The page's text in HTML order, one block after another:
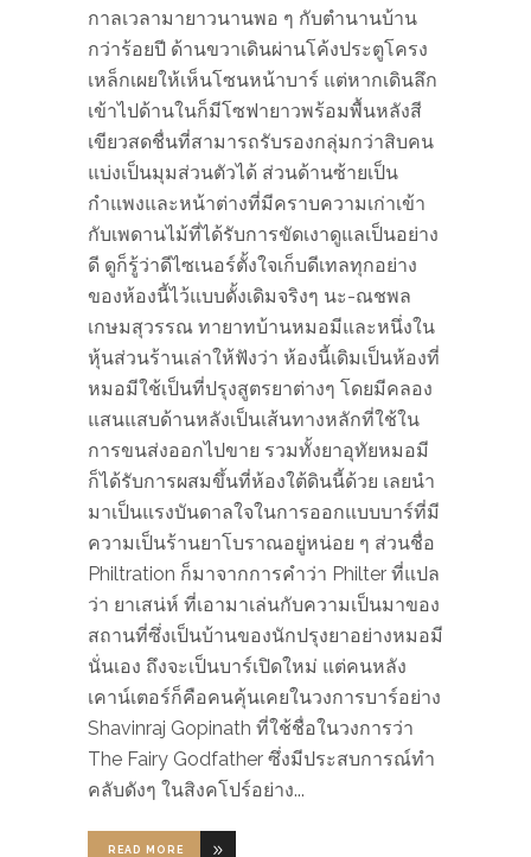
กาลเวลามายาวนานพอ ๆ กับตำนานบ้าน
กว่าร้อยปี ด้านขวาเดินผ่านโค้งประตูโครง
เหล็กเผยให้เห็นโซนหน้าบาร์ แต่หากเดินลึก
เข้าไปด้านในก็มีโซฟายาวพร้อมพื้นหลังสี
เขียวสดชื่นที่สามารถรับรองกลุ่มกว่าสิบคน
แบ่งเป็นมุมส่วนตัวได้ ส่วนด้านซ้ายเป็น
กำแพงและหน้าต่างที่มีคราบความเก่าเข้า
กับเพดานไม้ที่ได้รับการขัดเงาดูแลเป็นอย่าง
ดี ดูก็รู้ว่าดีไซเนอร์ตั้งใจเก็บดีเทลทุกอย่าง
ของห้องนี้ไว้แบบดั้งเดิมจริงๆ นะ-ณชพล
เกษมสุวรรณ ทายาทบ้านหมอมีและหนึ่งใน
หุ้นส่วนร้านเล่าให้ฟังว่า ห้องนี้เดิมเป็นห้องที่
หมอมีใช้เป็นที่ปรุงสูตรยาต่างๆ โดยมีคลอง
แสนแสบด้านหลังเป็นเส้นทางหลักที่ใช้ใน
การขนส่งออกไปขาย รวมทั้งยาอุทัยหมอมี
ก็ได้รับการผสมขึ้นที่ห้องใต้ดินนี้ด้วย เลยนำ
มาเป็นแรงบันดาลใจในการออกแบบบาร์ที่มี
ความเป็นร้านยาโบราณอยู่หน่อย ๆ ส่วนชื่อ
Philtration ก็มาจากการคำว่า Philter ที่แปล
ว่า ยาเสน่ห์ ที่เอามาเล่นกับความเป็นมาของ
สถานที่ซึ่งเป็นบ้านของนักปรุงยาอย่างหมอมี
นั่นเอง ถึงจะเป็นบาร์เปิดใหม่ แต่คนหลัง
เคาน์เตอร์ก็คือคนคุ้นเคยในวงการบาร์อย่าง
Shavinraj Gopinath ที่ใช้ชื่อในวงการว่า
The Fairy Godfather ซึ่งมีประสบการณ์ทำ
คลับดังๆ ในสิงคโปร์อย่าง
READ MORE